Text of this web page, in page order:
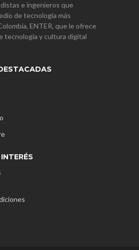
e ingenieros que
de tecnología más
ENTER, que le ofrece
tecnología y cultura digital